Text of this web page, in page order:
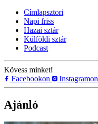
Címlapsztori
Napi friss
Hazai sztár
Külföldi sztár
Podcast
Kövess minket!
Facebookon
Instagramon
Ajánló